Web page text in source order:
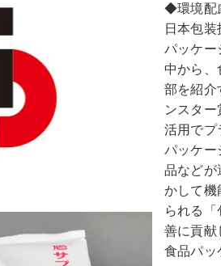
◆環境配
日本包
パッケー
中から、
部を紹介
ンスタ
活用でプ
パッケー
品などが
かして機
られる
善に貢献
食品パッ